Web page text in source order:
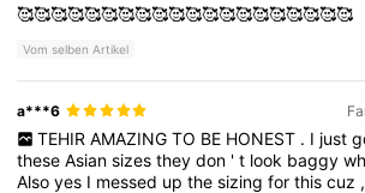
🥰🥰🥰🥰🥰🥰🥰🥰🥰🥰🥰🥰🥰🥰🥰🥰🥰🥰🥰🥰
Vom selben Artikel
a***6
TEHIR AMAZING TO BE HONEST . I just
theseAsiansizestheydon 't look baggy
Alsoyes I messed upthesizingforthiscuz ,